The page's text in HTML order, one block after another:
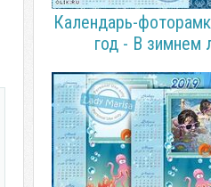
Календарь-
год - В зимнем